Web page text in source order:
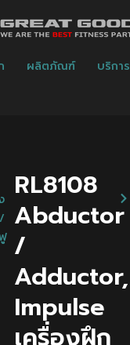
ผลิตภัณฑ์ บริการ
RL8108
Abductor
/
Adductor,
Impulse
เครื่องฝึก